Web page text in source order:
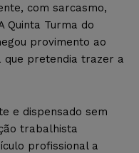
com sarcasmo,
Quinta Turma do
provimento ao
que pretendia trazer a
e dispensado sem
trabalhista
profissional a